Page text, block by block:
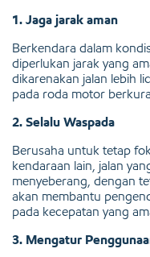
1. Jaga jarak aman
Berkendara dalam
diperlukan jarak yang
dikarenakan jalan lebih
pada roda motor
2. Selalu Waspada
Berusaha untuk tetap
kendaraan lain, jalan
menyeberang, dengan
akan membantu
pada kecepatan yang
3. Mengatur